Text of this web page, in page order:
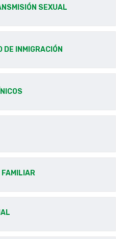
SEXUAL
DE INMIGRACIÓN
FAMILIAR